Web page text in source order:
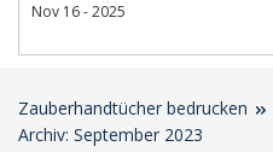
Nov 16 - 2025
Zauberhandtücher bedrucken
Archiv: September 2023